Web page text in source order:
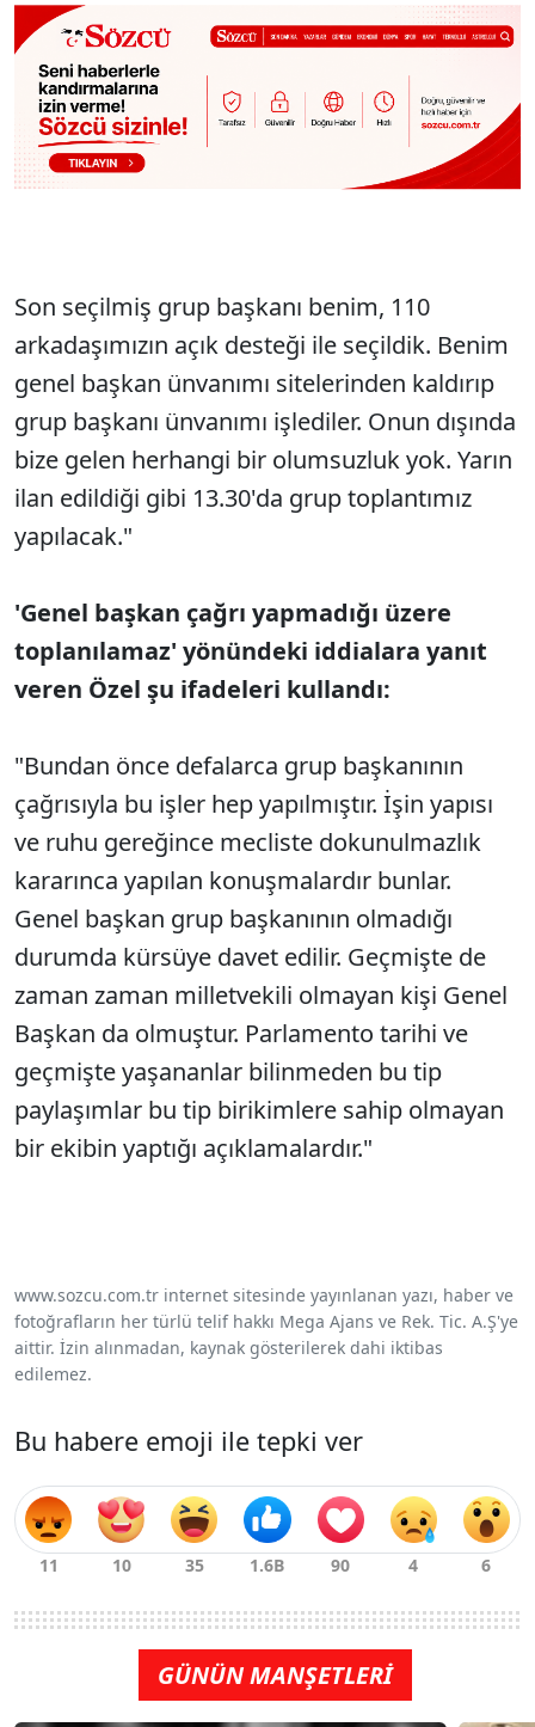
Son seçilmiş grup başkanı benim, 110
arkadaşımızın açık desteği ile seçildik. Benim
genel başkan ünvanımı sitelerinden kaldırıp
grup başkanı ünvanımı işlediler. Onun dışında
bize gelen herhangi bir olumsuzluk yok. Yarın
ilan edildiği gibi 13.30'da grup toplantımız
yapılacak."
'Genel başkan çağrı yapmadığı üzere
toplanılamaz' yönündeki iddialara yanıt
veren Özel şu ifadeleri kullandı:
"Bundan önce defalarca grup başkanının
çağrısıyla bu işler hep yapılmıştır. İşin yapısı
ve ruhu gereğince mecliste dokunulmazlık
kararınca yapılan konuşmalardır bunlar.
Genel başkan grup başkanının olmadığı
durumda kürsüye davet edilir. Geçmişte de
zaman zaman milletvekili olmayan kişi Genel
Başkan da olmuştur. Parlamento tarihi ve
geçmişte yaşananlar bilinmeden bu tip
paylaşımlar bu tip birikimlere sahip olmayan
bir ekibin yaptığı açıklamalardır."
www.sozcu.com.tr internet sitesinde yayınlanan yazı, haber ve
fotoğrafların her türlü telif hakkı Mega Ajans ve Rek. Tic. A.Ş'ye
aittir. İzin alınmadan, kaynak gösterilerek dahi iktibas
edilemez.
Bu habere emoji ile tepki ver
GÜNÜN MANŞETLERİ